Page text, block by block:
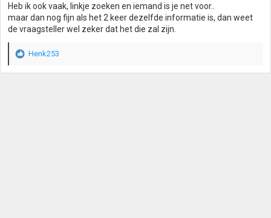
Heb ik ook vaak, linkje zoeken en iemand is je net voor..
maar dan nog fijn als het 2 keer dezelfde informatie is, dan weet
de vraagsteller wel zeker dat het die zal zijn.
W
Henk253